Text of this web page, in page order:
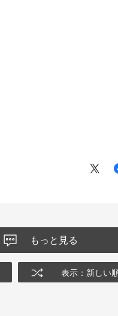
もっと見る
表示：新しい